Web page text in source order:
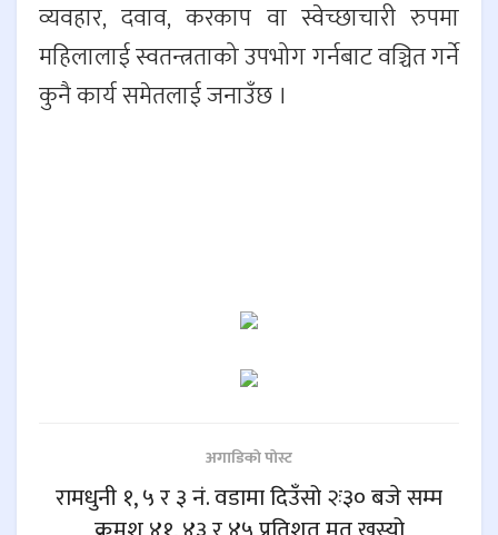
व्यवहार, दवाव, करकाप वा स्वेच्छाचारी रुपमा
महिलालाई स्वतन्त्रताको उपभोग गर्नबाट वञ्चित गर्ने
कुनै कार्य समेतलाई जनाउँछ ।
अगाडिकाे पाेस्ट
रामधुनी १, ५ र ३ नं. वडामा दिउँसो २ः३० बजे सम्म